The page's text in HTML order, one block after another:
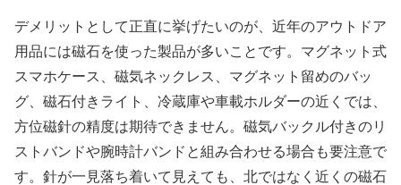
デメリットとして正直に挙げたいのが、近年のアウトドア
用品には磁石を使った製品が多いことです。マグネット式
スマホケース、磁気ネックレス、マグネット留めのバッ
グ、磁石付きライト、冷蔵庫や車載ホルダーの近くでは、
方位磁針の精度は期待できません。磁気バックル付きのリ
ストバンドや腕時計バンドと組み合わせる場合も要注意で
す。針が一見落ち着いて見えても、北ではなく近くの磁石